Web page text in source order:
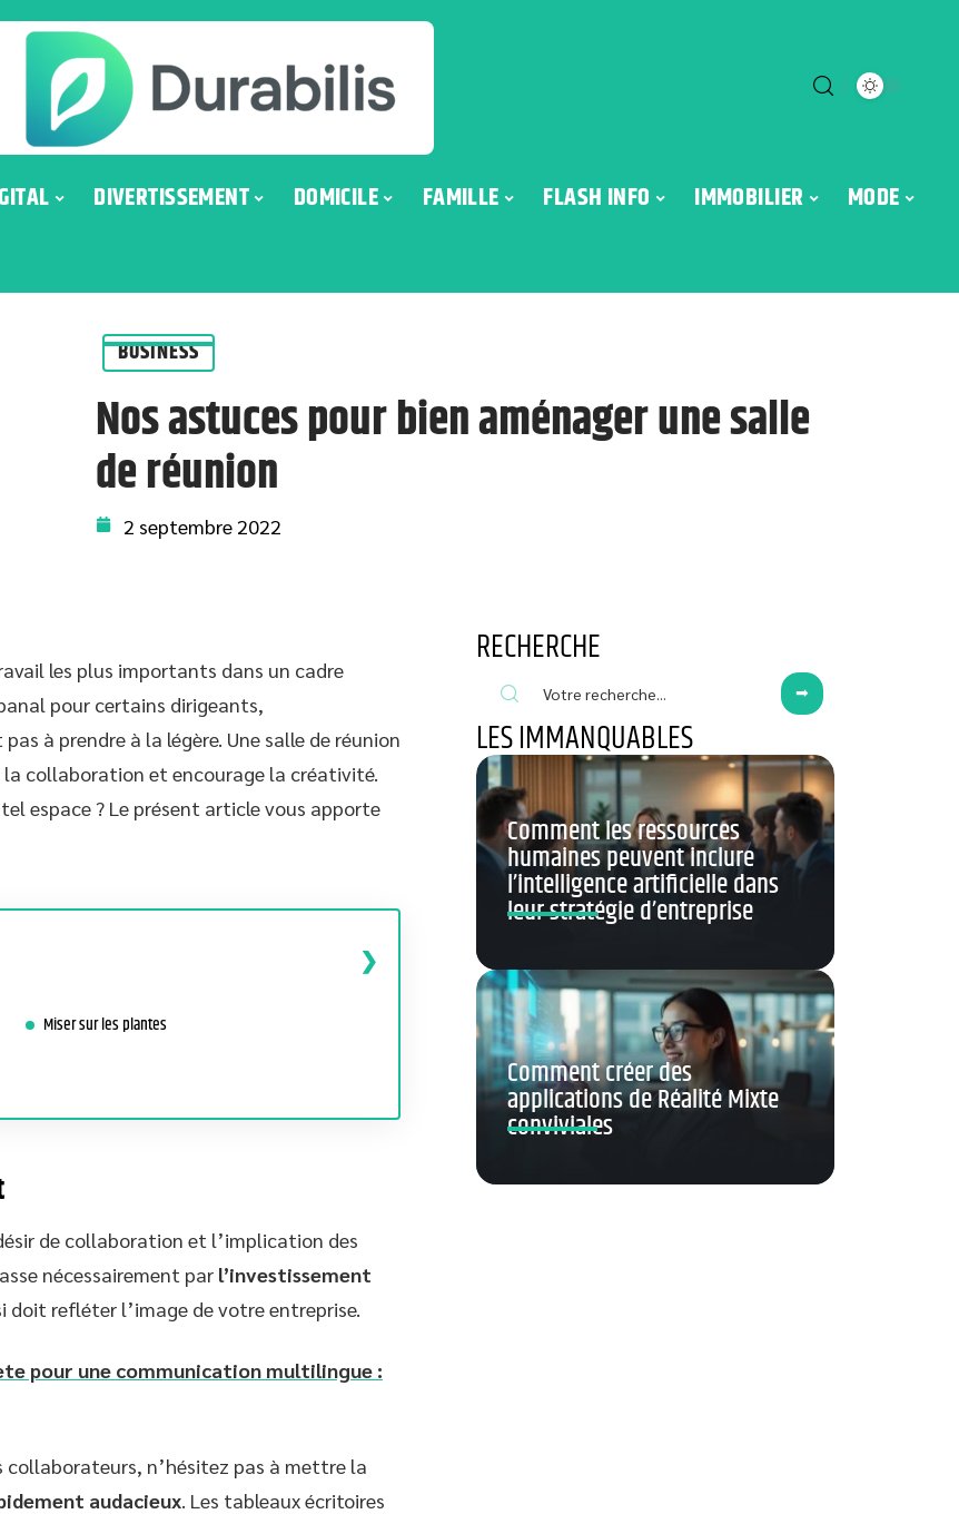
DIVERTISSEMENT DOMICILE FAMILLE FLASH INFO IMMOBILIER MODE
BUSINESS
Nos astuces pour bien aménager une salle
de réunion
2 septembre 2022
les plus importants dans un cadre
pour certains dirigeants,
à prendre à la légère. Une salle de réunion
la collaboration et encourage la créativité.
espace ? Le présent article vous apporte
Miser sur les plantes
de collaboration et l’implication des
nécessairement par l’investissement
doit refléter l’image de votre entreprise.
pour une communication multilingue :
collaborateurs, n’hésitez pas à mettre la
audacieux. Les tableaux écritoires
RECHERCHE
LES IMMANQUABLES
Comment les ressources
humaines peuvent inclure
l’intelligence artificielle dans
leur stratégie d’entreprise
Comment créer des
applications de Réalité Mixte
conviviales